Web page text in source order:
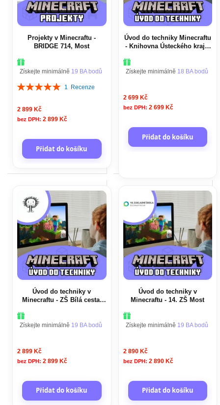
Projekty v Minecraftu -
BRIDGE 714, Most
Získejte minimálně 19 BA bodů
Hodnocení:
1 Recenze
2 899 Kč
2 899 Kč
Přidat do košíku
Úvod do techniky Minecraftu
- Knihovna Ústeckého kraje,
Získejte minimálně 18 BA bodů
2 699 Kč
2 699 Kč
Přidat do košíku
Úvod do techniky v
Minecraftu - ZŠ Bílá cesta,
Získejte minimálně 19 BA bodů
2 899 Kč
2 899 Kč
Přidat do košíku
Úvod do techniky v
Minecraftu - 14. ZŠ Most
Získejte minimálně 19 BA bodů
2 890 Kč
2 890 Kč
Přidat do košíku